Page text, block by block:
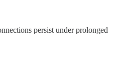
persist under prolonged